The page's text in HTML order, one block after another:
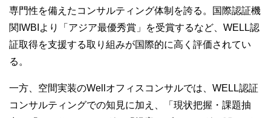
専門性を備えたコンサルティング体制を誇る。国際認証機
関 IWBI より「アジア最優秀賞」を受賞するなど、 WELL認
証取得を支援する取り組みが国際的に高く評価されてい
る。
一方、空間実装のWell オフィスコンサルでは、 WELL認証
コンサルティングでの知見に加え、「現状把握・課題抽